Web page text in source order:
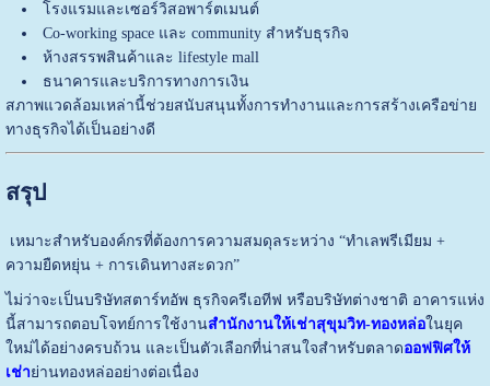
โรงแรมและเซอร์วิสอพาร์ตเมนต์
Co-working space และ community สำหรับธุรกิจ
ห้างสรรพสินค้าและ lifestyle mall
ธนาคารและบริการทางการเงิน
สภาพแวดล้อมเหล่านี้ช่วยสนับสนุนทั้งการทำงานและการสร้างเครือข่าย
ทางธุรกิจได้เป็นอย่างดี
สรุป
เหมาะสำหรับองค์กรที่ต้องการความสมดุลระหว่าง “ทำเลพรีเมียม +
ความยืดหยุ่น + การเดินทางสะดวก”
ไม่ว่าจะเป็นบริษัทสตาร์ทอัพ ธุรกิจครีเอทีฟ หรือบริษัทต่างชาติ อาคารแห่ง
นี้สามารถตอบโจทย์การใช้งานสำนักงานให้เช่าสุขุมวิท-ทองหล่อในยุค
ใหม่ได้อย่างครบถ้วน และเป็นตัวเลือกที่น่าสนใจสำหรับตลาดออฟฟิศให้
เช่าย่านทองหล่ออย่างต่อเนื่อง